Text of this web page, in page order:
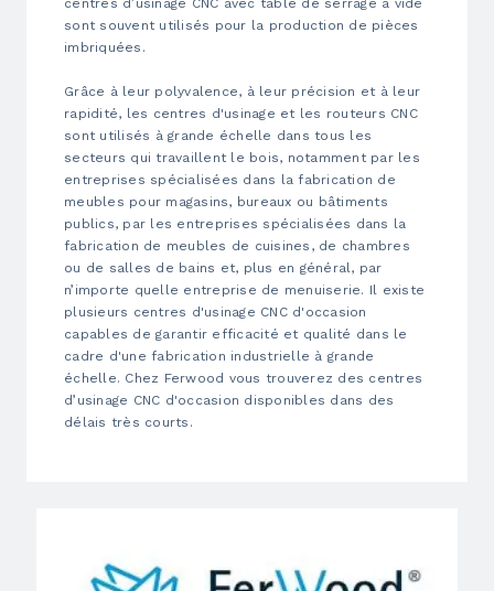
centres d’usinage CNC avec table de serrage à vide
sont souvent utilisés pour la production de pièces
imbriquées.
Grâce à leur polyvalence, à leur précision et à leur
rapidité, les centres d'usinage et les routeurs CNC
sont utilisés à grande échelle dans tous les
secteurs qui travaillent le bois, notamment par les
entreprises spécialisées dans la fabrication de
meubles pour magasins, bureaux ou bâtiments
publics, par les entreprises spécialisées dans la
fabrication de meubles de cuisines, de chambres
ou de salles de bains et, plus en général, par
n’importe quelle entreprise de menuiserie. Il existe
plusieurs centres d'usinage CNC d'occasion
capables de garantir efficacité et qualité dans le
cadre d'une fabrication industrielle à grande
échelle. Chez Ferwood vous trouverez des centres
d’usinage CNC d'occasion disponibles dans des
délais très courts.